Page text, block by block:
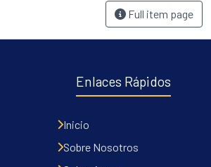
Full item page
Enlaces Rápidos
Inicio
Sobre Nosotros